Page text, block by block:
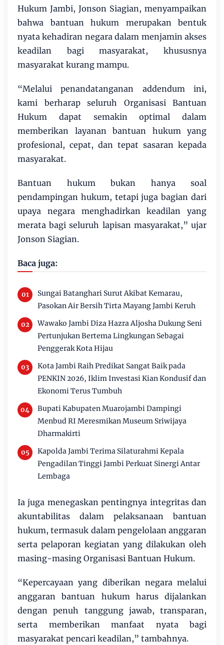
Hukum Jambi, Jonson Siagian, menyampaikan
bahwa bantuan hukum merupakan bentuk
nyata kehadiran negara dalam menjamin akses
keadilan bagi masyarakat, khususnya
masyarakat kurang mampu.
“Melalui penandatanganan addendum ini,
kami berharap seluruh Organisasi Bantuan
Hukum dapat semakin optimal dalam
memberikan layanan bantuan hukum yang
profesional, cepat, dan tepat sasaran kepada
masyarakat.
Bantuan hukum bukan hanya soal
pendampingan hukum, tetapi juga bagian dari
upaya negara menghadirkan keadilan yang
merata bagi seluruh lapisan masyarakat,” ujar
Jonson Siagian.
Baca juga:
Sungai Batanghari Surut Akibat Kemarau,
Pasokan Air Bersih Tirta Mayang Jambi Keruh
Wawako Jambi Diza Hazra Aljosha Dukung Seni
Pertunjukan Bertema Lingkungan Sebagai
Penggerak Kota Hijau
Kota Jambi Raih Predikat Sangat Baik pada
PENKIN 2026, Iklim Investasi Kian Kondusif dan
Ekonomi Terus Tumbuh
Bupati Kabupaten Muarojambi Dampingi
Menbud RI Meresmikan Museum Sriwijaya
Dharmakirti
Kapolda Jambi Terima Silaturahmi Kepala
Pengadilan Tinggi Jambi Perkuat Sinergi Antar
Lembaga
Ia juga menegaskan pentingnya integritas dan
akuntabilitas dalam pelaksanaan bantuan
hukum, termasuk dalam pengelolaan anggaran
serta pelaporan kegiatan yang dilakukan oleh
masing-masing Organisasi Bantuan Hukum.
“Kepercayaan yang diberikan negara melalui
anggaran bantuan hukum harus dijalankan
dengan penuh tanggung jawab, transparan,
serta memberikan manfaat nyata bagi
masyarakat pencari keadilan,” tambahnya.